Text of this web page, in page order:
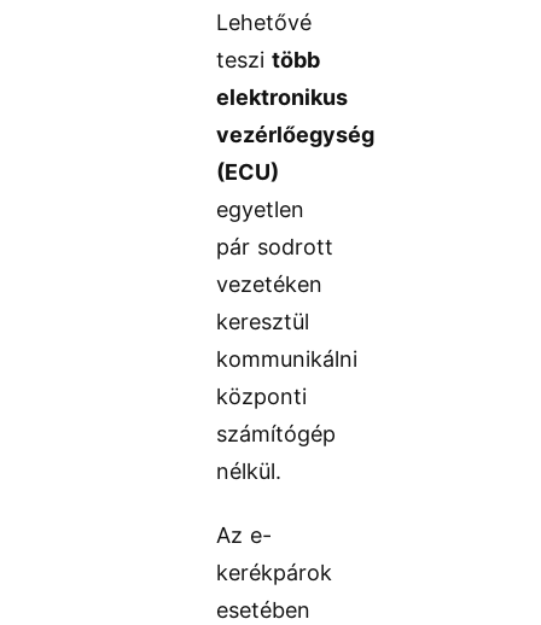
Lehetővé
teszitöbb
elektronikus
vezérlőegység
(ECU)
egyetlen
pár sodrott
vezetéken
keresztül
kommunikálni
központi
számítógép
nélkül.
Az e-
kerékpárok
esetében